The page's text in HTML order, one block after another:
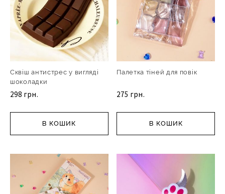
Сквіш антистрес у вигляді
шоколадки
298 грн.
В КОШИК
Палетка тіней для повік
275 грн.
В КОШИК